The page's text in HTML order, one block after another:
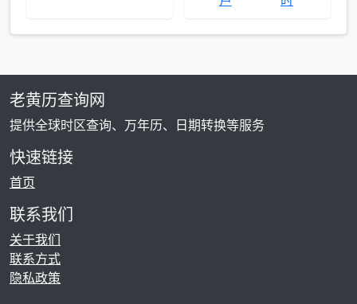
老黄历查询网
提供全球时区查询、万年历、日期转换等服务
快速链接
首页
联系我们
关于我们
联系方式
隐私政策